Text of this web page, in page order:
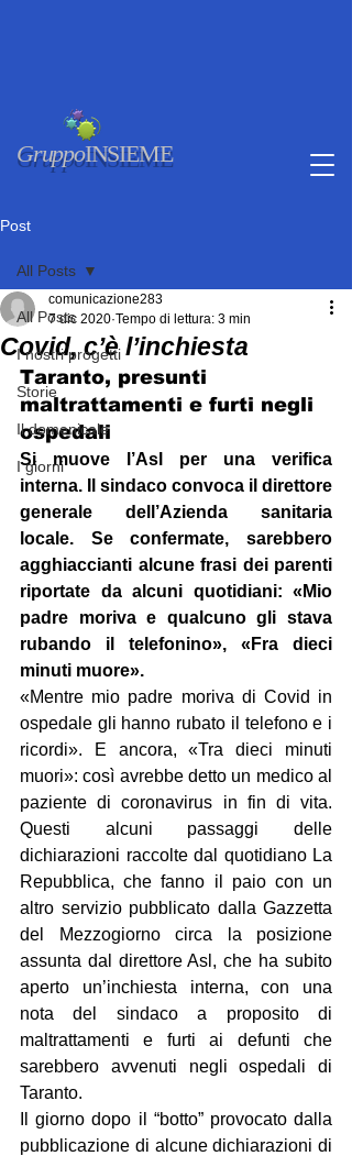
GruppoINSIEME
Post
All Posts
I nostri progetti
Storie
Il domenicale
I giorni
All Posts
Covid, c’è l’inchiesta
comunicazione283
7 dic 2020 Tempo di lettura: 3 min
Taranto, presunti
maltrattamenti e furti negli
ospedali
Si muove l’Asl per una verifica
interna. Il sindaco convoca il direttore
generale dell’Azienda sanitaria
locale. Se confermate, sarebbero
agghiaccianti alcune frasi dei parenti
riportate da alcuni quotidiani: «Mio
padre moriva e qualcuno gli stava
rubando il telefonino», «Fra dieci
minuti muore».
«Mentre mio padre moriva di Covid in
ospedale gli hanno rubato il telefono e i
ricordi». E ancora, «Tra dieci minuti
muori»: così avrebbe detto un medico al
paziente di coronavirus in fin di vita.
Questi alcuni passaggi delle
dichiarazioni raccolte dal quotidiano La
Repubblica, che fanno il paio con un
altro servizio pubblicato dalla Gazzetta
del Mezzogiorno circa la posizione
assunta dal direttore Asl, che ha subito
aperto un’inchiesta interna, con una
nota del sindaco a proposito di
maltrattamenti e furti ai defunti che
sarebbero avvenuti negli ospedali di
Taranto.
Il giorno dopo il “botto” provocato dalla
pubblicazione di alcune dichiarazioni di